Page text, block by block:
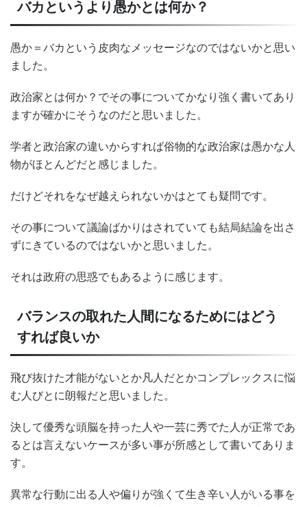
バカというより愚かとは何か？
愚か＝バカという皮肉なメッセージなのではないかと思い
ました。
政治家とは何か？でその事についてかなり強く書いてあり
ますが確かにそうなのだと思いました。
学者と政治家の違いからすれば俗物的な政治家は愚かな人
物がほとんどだと感じました。
だけどそれをなぜ越えられないかはとても疑問です。
その事について議論ばかりはされていても結局結論を出さ
ずにきているのではないかと思いました。
それは政府の思惑でもあるように感じます。
バランスの取れた人間になるためにはどう
すれば良いか
飛び抜けた才能がないとか凡人だとかコンプレックスに悩
む人びとに朗報だと思いました。
決して優秀な頭脳を持った人や一芸に秀でた人が正常であ
るとは言えないケースが多い事が所感として書いてありま
す。
異常な行動に出る人や偏りが強くて生き辛い人がいる事を